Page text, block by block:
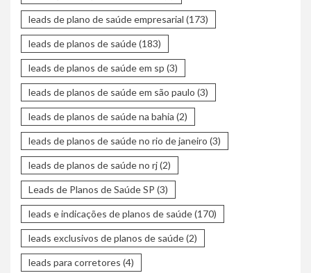
leads de plano de saúde empresarial (173)
leads de planos de saúde(183)
leads de planos de saúde em sp (3)
leads de planos de saúde em são paulo (3)
leads de planos de saúde na bahia (2)
leads de planos de saúde no rio de janeiro (3)
leads de planos de saúde no rj(2)
Leads de Planos de Saúde SP (3)
leads e indicações de planos de saúde(170)
leads exclusivos de planos de saúde(2)
leads para corretores (4)